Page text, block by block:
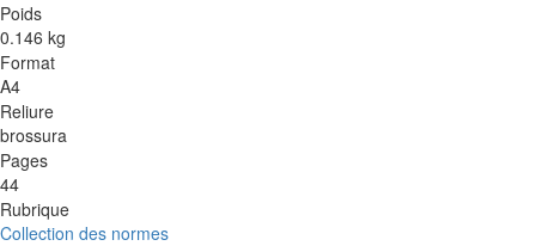
Poids
0.146 kg
Format
A4
Reliure
brossura
Pages
44
Rubrique
Collection des normes